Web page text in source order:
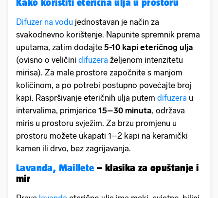
Difuzer na vodu jednostavan je način za
svakodnevno korištenje. Napunite spremnik prema
uputama, zatim dodajte 5-10 kapi eteričnog ulja
(ovisno o veličini difuzera željenom intenzitetu
mirisa). Za male prostore započnite s manjom
količinom, a po potrebi postupno povećajte broj
kapi. Raspršivanje eteričnih ulja putem difuzera u
intervalima, primjerice 15–30 minuta, održava
miris u prostoru svježim. Za brzu promjenu u
prostoru možete ukapati 1–2 kapi na keramički
kamen ili drvo, bez zagrijavanja.
Lavanda, Maillete – klasika za opuštanje i
mir